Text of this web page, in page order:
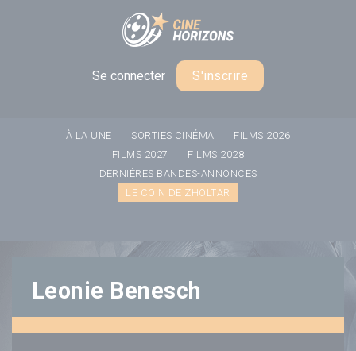
Se connecter S'inscrire
À LA UNE SORTIES CINÉMA
FILMS 2026
FILMS 2027
FILMS 2028
DERNIÈRES BANDES-ANNONCES
LE COIN DE ZHOLTAR
Leonie Benesch
Panneau de gestion des cookies